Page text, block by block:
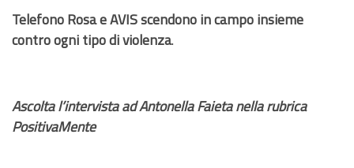
Telefono Rosa e AVIS scendono in campo insieme
contro ogni tipo di violenza.
Ascolta l’intervista ad Antonella Faieta nella rubrica
PositivaMente